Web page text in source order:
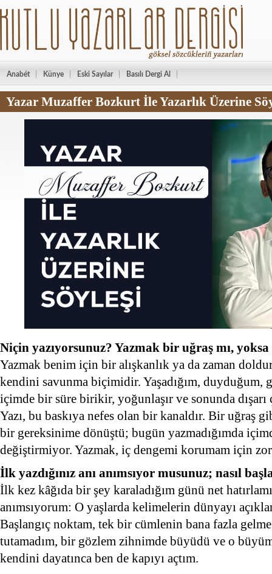
Anabét Künye Eski Sayılar Basılı Dergi Al
Yazar Muzaffer Bozkurt İle Yazarlık Üzerine
Niçin yazıyorsunuz? Yazmak bir uğraş mı,
Yazmak benim için bir alışkanlık ya da zaman
kendini savunma biçimidir. Yaşadığım, duyduğum,
içimde bir süre birikir, yoğunlaşır ve sonunda dışarı
Yazı, bu baskıya nefes olan bir kanaldır. Bir uğraş
bir gereksinime dönüştü; bugün yazmadığımda
değiştirmiyor. Yazmak, iç dengemi korumam için
İlk yazdığınız anı anımsıyor musunuz; nasıl
İlk kez kâğıda bir şey karaladığım günü net
anımsıyorum: O yaşlarda kelimelerin dünyayı
Başlangıç noktam, tek bir cümlenin bana fazla
tutamadım, bir gözlem zihnimde büyüdü ve o
kendini dayatınca ben de kapıyı açtım.